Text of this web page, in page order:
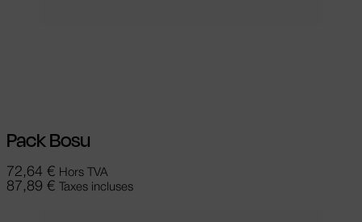
Pack Bosu
72,64 € Hors TVA
87,89 € Taxes incluses